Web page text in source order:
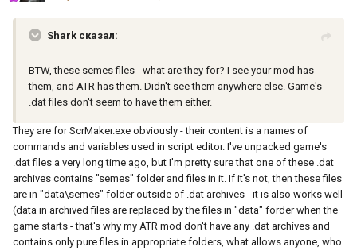
Shark сказал:
BTW, these semes files - what are they for? I see your mod has
them, and ATR has them. Didn't see them anywhere else. Game's
.dat files don't seem to have them either.
They are for ScrMaker.exe obviously - their content is a names of
commands and variables used in script editor. I've unpacked game's
.dat files a very long time ago, but I'm pretty sure that one of these .dat
archives contains "semes" folder and files in it. If it's not, then these files
are in "data\semes" folder outside of .dat archives - it is also works well
(data in archived files are replaced by the files in "data" forder when the
game starts - that's why my ATR mod don't have any .dat archives and
contains only pure files in appropriate folders, what allows anyone, who